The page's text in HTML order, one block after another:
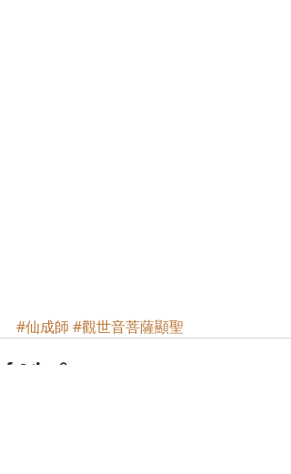
#仙成師 #觀世音菩薩顯聖